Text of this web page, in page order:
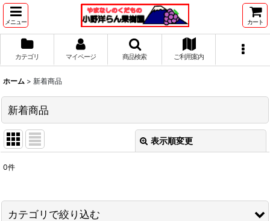
メニュー カート
カテゴリ マイページ 商品検索 ご利用案内
ホーム > 新着商品
新着商品
表示順変更
並び順:
0件
カテゴリで絞り込む